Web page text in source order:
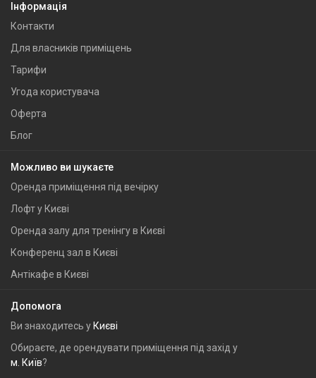
Інформація
Контакти
Для власників приміщень
Тарифи
Угода користувача
Оферта
Блог
Можливо ви шукаєте
Оренда приміщення під вечірку
Лофт у Києві
Оренда залу для тренінгу в Києві
Конференц зал в Києві
Антікафе в Києві
Допомога
Ви знаходитесь у Києві
Обираєте, де орендувати приміщення під захід у
м. Київ?